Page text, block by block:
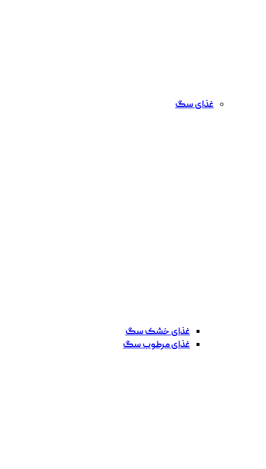
غذای سگ
غذای خشک سگ
غذای مرطوب سگ